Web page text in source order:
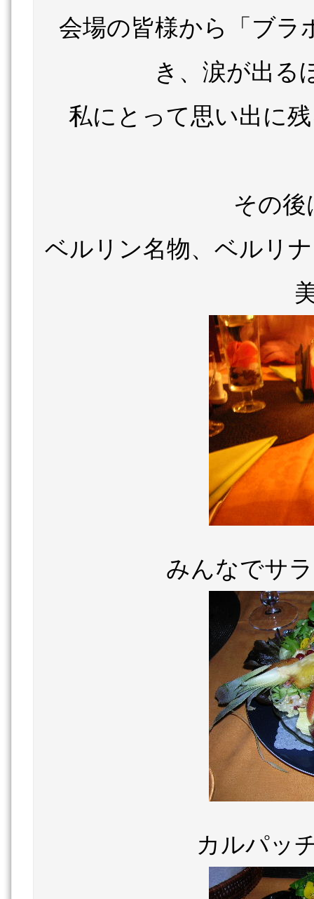
会場の皆様から「ブラ
き、涙が出る
私にとって思い出に
その後
ベルリン名物、ベルリ
みんなでサ
カルパッ